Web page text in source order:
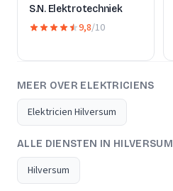
S.N. Elektrotechniek
9,8/10
MEER OVER ELEKTRICIENS
Elektricien Hilversum
ALLE DIENSTEN IN HILVERSUM
Hilversum